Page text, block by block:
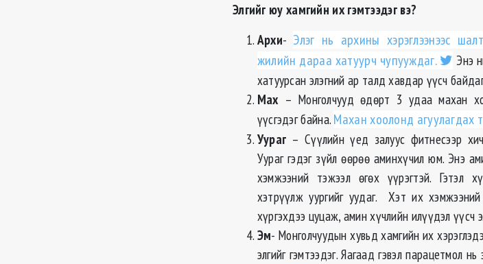
Элгийг юу хамгийн их гэмтээдэг вэ?
Архи- Элэг нь архины хэрэглээнээс
жилийн дараа хатуурч чупууждаг.
Энэ
хатуурсан элэгний ар талд хавдар үүсч
Мах– Монголчууд өдөрт 3 удаа махан
үүсгэдэг байна. Махан хоолонд агуулагдах
Уураг – Сүүлийн үед залуус фитнесээр
Уураг гэдэг зүйл өөрөө аминхүчил юм. Энэ
хэмжээний тэжээл өгөх үүрэгтэй. Гэтэл
хэтрүүлж уургийг уудаг. Хэт их
хүргэхдээ цуцаж, амин хүчлийн илүүдэл үүсч
Эм- Монголчуудын хувьд хамгийн их
элгийг гэмтээдэг. Яагаад гэвэл парацетмол